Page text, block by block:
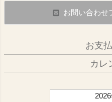
お問い合わせ
お支
カレ